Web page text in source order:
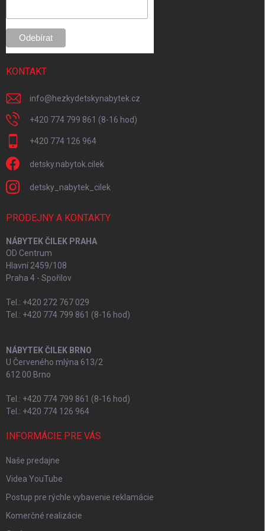
KONTAKT
info@hezkydetskynabytek.cz
+420 774 799 861 (8-16 hod)
+420 774 126 964
detsky.nabytok.cilek
detsky_nabytek_cilek
PRODEJNY A KONTAKTY
NÁBYTEK ČILEK PRAHA
OD Centrum
Hlavní 2459/108
Praha 4 - Spořilov
Tel.: +420 272 767 029
Tel.: +420 774 799 861 (8-16 hod)
NÁBYTEK ČILEK BRNO
U Červeného mlýna 613/2
612 00 Brno
Tel.: +420 774 799 861 (8-16 hod)
Tel.: +420 774 126 964
INFORMÁCIE PRE VÁS
Naše predajne
Videa YouTube
Postup pre rýchle vybavenie reklamácie
Komerčné realizácie